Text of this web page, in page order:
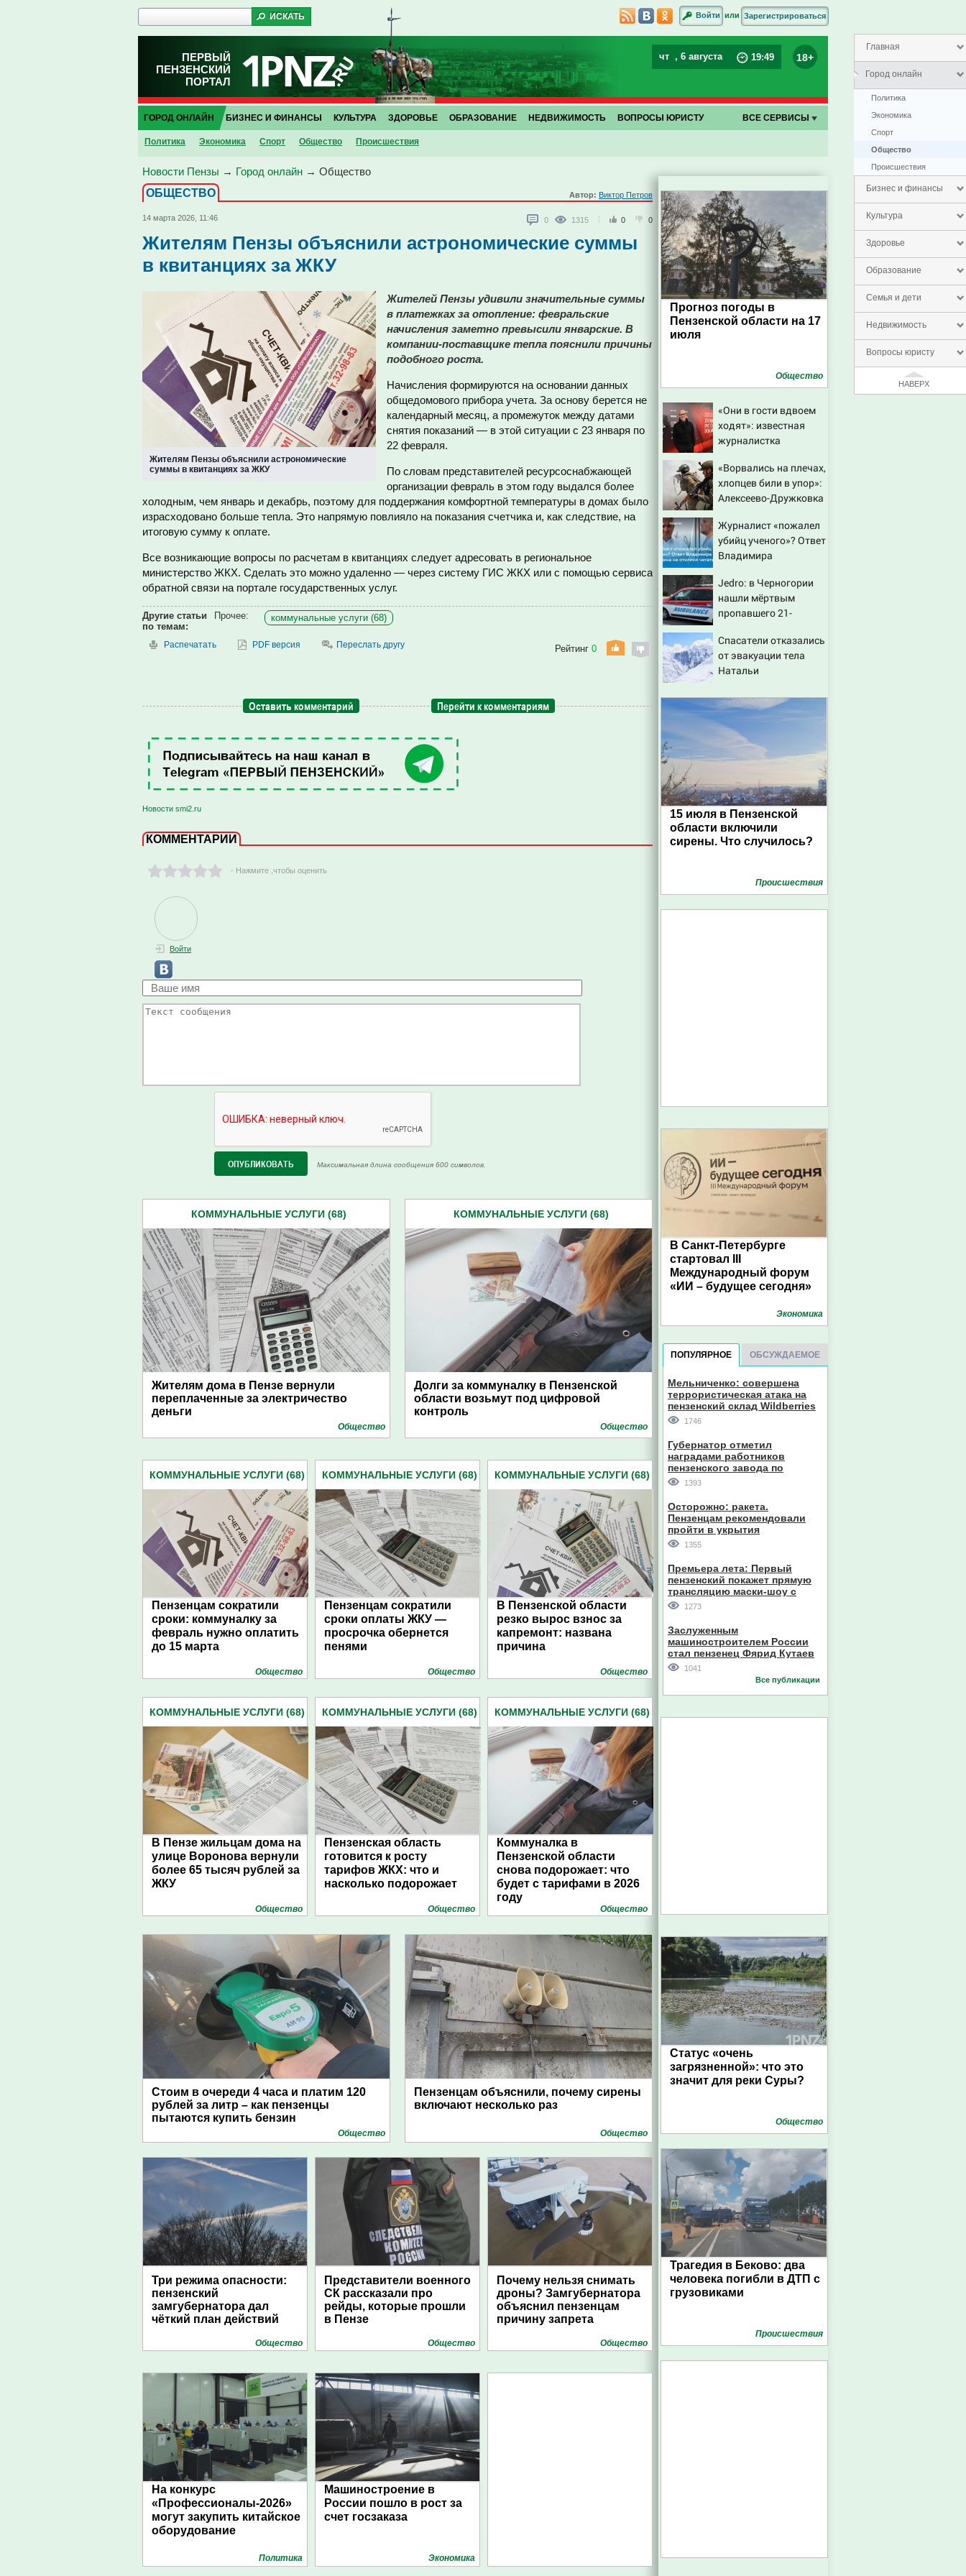
Главная
Город онлайн
Политика
Экономика
Спорт
Общество
Проиcшествия
Бизнес и финансы
Культура
Здоровье
Образование
Семья и дети
Недвижимость
Вопросы юристу
НАВЕРХ
Войти или Зарегистрироваться
ПЕРВЫЙ
ПЕНЗЕНСКИЙ
ПОРТАЛ
чт , 6 августа 19:49 18+
ГОРОД ОНЛАЙН
Политика Экономика Спорт Общество Проиcшествия
БИЗНЕС И ФИНАНСЫ КУЛЬТУРА ЗДОРОВЬЕ ОБРАЗОВАНИЕ НЕДВИЖИМОСТЬ ВОПРОСЫ ЮРИСТУ ВСЕ СЕРВИСЫ
Новости Пензы → Город онлайн → Общество
ОБЩЕСТВО
Автор: Виктор Петров
14 марта 2026, 11:46 0 1315 0 0
Жителям Пензы объяснили астрономические суммы
в квитанциях за ЖКУ
Жителям Пензы объяснили астрономические
суммы в квитанциях за ЖКУ
Жителей Пензы удивили значительные суммы
в платежках за отопление: февральские
начисления заметно превысили январские. В
компании-поставщике тепла пояснили причины
подобного роста.
Начисления формируются на основании данных
общедомового прибора учета. За основу берется не
календарный месяц, а промежуток между датами
снятия показаний — в этой ситуации с 23 января по
22 февраля.
По словам представителей ресурсоснабжающей
организации февраль в этом году выдался более
холодным, чем январь и декабрь, поэтому для поддержания комфортной температуры в домах было
израсходовано больше тепла. Это напрямую повлияло на показания счетчика и, как следствие, на
итоговую сумму к оплате.
Все возникающие вопросы по расчетам в квитанциях следует адресовать в региональное
министерство ЖКХ. Сделать это можно удаленно — через систему ГИС ЖКХ или с помощью сервиса
обратной связи на портале государственных услуг.
Другие статьи
по темам:
Прочее: коммунальные услуги (68)
Распечатать PDF версия Переслать другу Рейтинг 0
Оставить комментарий Перейти к комментариям
Новости smi2.ru
КОММЕНТАРИИ
- Нажмите ,чтобы оценить
Войти
Максимальная длина сообщения 600 символов.
КОММУНАЛЬНЫЕ УСЛУГИ (68)
Жителям дома в Пензе вернули
переплаченные за электричество
деньги
Общество
КОММУНАЛЬНЫЕ УСЛУГИ (68)
Долги за коммуналку в Пензенской
области возьмут под цифровой
контроль
Общество
КОММУНАЛЬНЫЕ УСЛУГИ (68)
Пензенцам сократили
сроки: коммуналку за
февраль нужно оплатить
до 15 марта
Общество
КОММУНАЛЬНЫЕ УСЛУГИ (68)
Пензенцам сократили
сроки оплаты ЖКУ —
просрочка обернется
пенями
Общество
КОММУНАЛЬНЫЕ УСЛУГИ (68)
В Пензенской области
резко вырос взнос за
капремонт: названа
причина
Общество
КОММУНАЛЬНЫЕ УСЛУГИ (68)
В Пензе жильцам дома на
улице Воронова вернули
более 65 тысяч рублей за
ЖКУ
Общество
КОММУНАЛЬНЫЕ УСЛУГИ (68)
Пензенская область
готовится к росту
тарифов ЖКХ: что и
насколько подорожает
Общество
КОММУНАЛЬНЫЕ УСЛУГИ (68)
Коммуналка в
Пензенской области
снова подорожает: что
будет с тарифами в 2026
году
Общество
Стоим в очереди 4 часа и платим 120
рублей за литр – как пензенцы
пытаются купить бензин
Общество
Пензенцам объяснили, почему сирены
включают несколько раз
Общество
Три режима опасности:
пензенский
замгубернатора дал
чёткий план действий
Общество
Представители военного
СК рассказали про
рейды, которые прошли
в Пензе
Общество
Почему нельзя снимать
дроны? Замгубернатора
объяснил пензенцам
причину запрета
Общество
На конкурс
«Профессионалы-2026»
могут закупить китайское
оборудование
Политика
Машиностроение в
России пошло в рост за
счет госзаказа
Экономика
Прогноз погоды в
Пензенской области на 17
июля
Общество
«Они в гости вдвоем
ходят»: известная
журналистка
Бондарчука и
Исаковой
«Ворвались на плечах,
хлопцев били в упор»:
Алексеево-Дружковка
для «птах Мадьяра»
Журналист «пожалел
убийц ученого»? Ответ
Владимира
читателей
Jedro: в Черногории
нашли мёртвым
пропавшего 21-
Спасатели отказались
от эвакуации тела
Натальи
семитысячника
15 июля в Пензенской
области включили
сирены. Что случилось?
Проиcшествия
В Санкт-Петербурге
стартовал III
Международный форум
«ИИ – будущее сегодня»
Экономика
ПОПУЛЯРНОЕ ОБСУЖДАЕМОЕ
Мельниченко: совершена
террористическая атака на
пензенский склад Wildberries
1746
Губернатор отметил
наградами работников
пензенского завода по
производству станков
1393
Осторожно: ракета.
Пензенцам рекомендовали
пройти в укрытия
1355
Премьера лета: Первый
пензенский покажет прямую
трансляцию маски-шоу с
участием компании из Южной
1273
Заслуженным
машиностроителем России
стал пензенец Фярид Кутаев
1041
Все публикации
Статус «очень
загрязненной»: что это
значит для реки Суры?
Общество
Трагедия в Беково: два
человека погибли в ДТП с
грузовиками
Проиcшествия